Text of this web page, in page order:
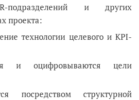
подразделений и других
проекта:
технологии целевого и KPI-
и оцифровываются цели
посредством структурной